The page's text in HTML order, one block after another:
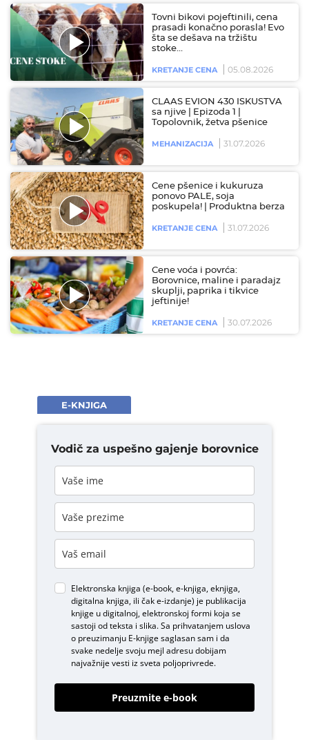
Tovni bikovi pojeftinili, cena
prasadi konačno porasla! Evo
šta se dešava na tržištu
stoke…
KRETANJE CENA 05.08.2026
CLAAS EVION 430 ISKUSTVA
sa njive | Epizoda 1 |
Topolovnik, žetva pšenice
MEHANIZACIJA 31.07.2026
Cene pšenice i kukuruza
ponovo PALE, soja
poskupela! | Produktna berza
KRETANJE CENA 31.07.2026
Cene voća i povrća:
Borovnice, maline i paradajz
skuplji, paprika i tikvice
jeftinije!
KRETANJE CENA 30.07.2026
E-KNJIGA
Vodič za uspešno gajenje borovnice
Elektronska knjiga (e-book, e-knjiga, eknjiga,
digitalna knjiga, ili čak e-izdanje) je publikacija
knjige u digitalnoj, elektronskoj formi koja se
sastoji od teksta i slika. Sa prihvatanjem uslova
o preuzimanju E-knjigesaglasan sam i da
svake nedelje svoju mejl adresu dobijam
najvažnije vesti iz sveta poljoprivrede.
Preuzmite e-book